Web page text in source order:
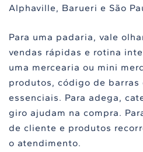
Alphaville, Barueri e São
Para uma padaria, vale
vendas rápidas e rotina
uma mercearia ou mini
produtos, código de barras
essenciais. Para adega,
giro ajudam na compra.
de cliente e produtos
o atendimento.